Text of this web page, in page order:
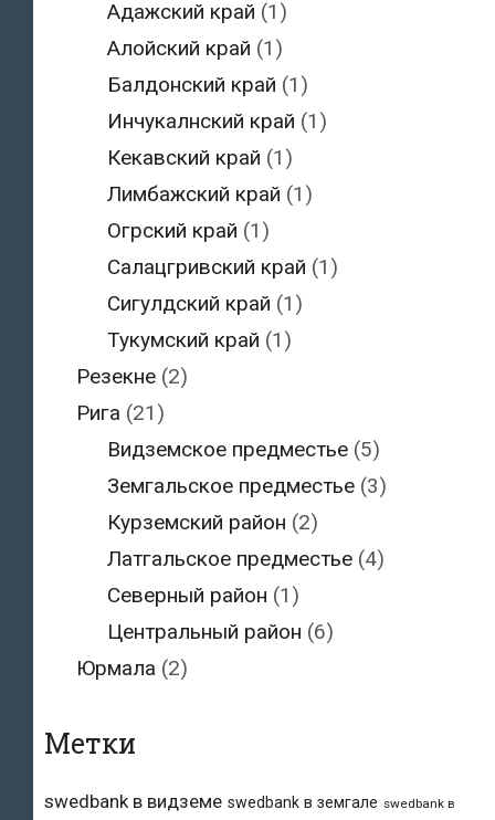
Адажский край (1)
Алойский край (1)
Балдонский край (1)
Инчукалнский край (1)
Кекавский край (1)
Лимбажский край (1)
Огрский край (1)
Салацгривский край (1)
Сигулдский край (1)
Тукумский край (1)
Резекне(2)
Рига (21)
Видземское предместье (5)
Земгальское предместье (3)
Курземский район (2)
Латгальское предместье (4)
Северный район (1)
Центральный район (6)
Юрмала (2)
Метки
swedbank в видземе swedbank в земгале swedbank в